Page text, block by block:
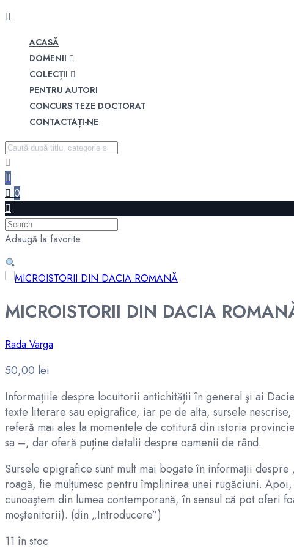
ACASĂ
DOMENII
COLECȚII
PENTRU AUTORI
CONCURS TEZE DOCTORAT
CONTACTAȚI-NE
0
Adaugă la favorite
MICROISTORII DIN DACIA
Rada Varga
50,00 lei
Informațiile despre locuitorii antichității în general şi ai
texte literare sau epigrafice, iar pe de alta, sursele
referă mai ales la momentele de cotitură din istoria
sa –, dar oferă puține detalii despre oamenii de rând.
Sursele epigrafice sunt mult mai bogate în informații
roagă, fie mulțumesc pentru împlinirea unei rugăciuni.
cunoaştem din lumea contemporană, în sensul că pot oferi
moştenitorii). (din „Introducere”)
11 în stoc